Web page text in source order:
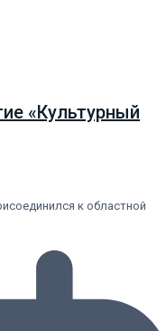
«Культурный
к областной